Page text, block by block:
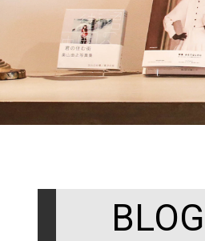
BLOG